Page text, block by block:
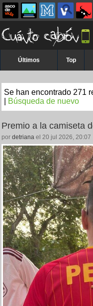
Últimos Top
Se han encontrado 271
Búsqueda de nuevo
Premio a la camiseta
por detriana el 20 jul 2026, 20:07